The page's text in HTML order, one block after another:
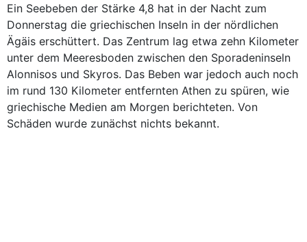
Ein Seebeben der Stärke 4,8 hat in der Nacht zum
Donnerstag die griechischen Inseln in der nördlichen
Ägäis erschüttert. Das Zentrum lag etwa zehn Kilometer
unter dem Meeresboden zwischen den Sporadeninseln
Alonnisos und Skyros. Das Beben war jedoch auch noch
im rund 130 Kilometer entfernten Athen zu spüren, wie
griechische Medien am Morgen berichteten. Von
Schäden wurde zunächst nichts bekannt.